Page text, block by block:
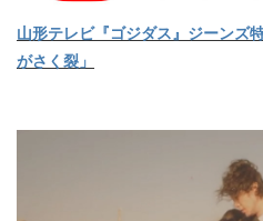
山形テレビ『ゴジダス』ジーンズ
がさく裂」